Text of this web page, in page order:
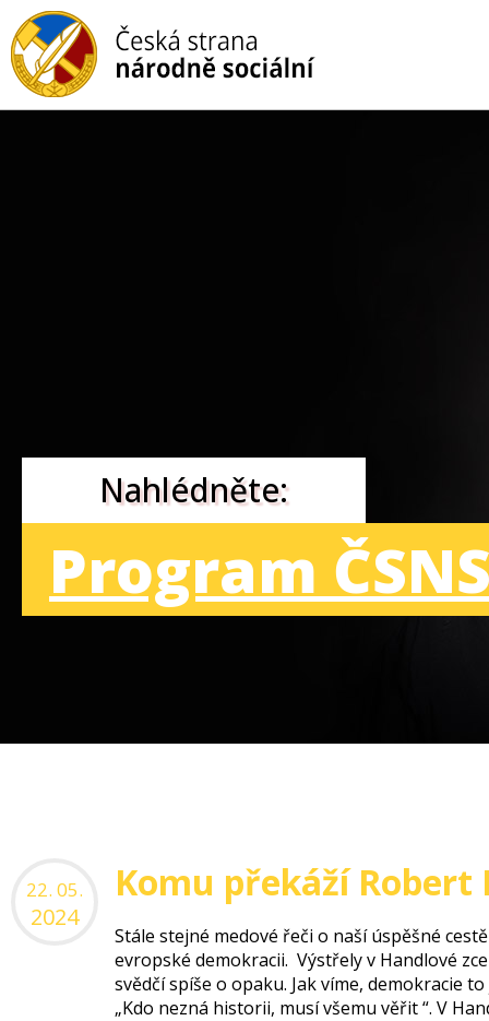
Nahlédněte:
Program
22. 05.
2024
Komu překáží Robert
Stále stejné medové řeči o naší úspěšné
evropské demokracii. Výstřely v Handlové
svědčí spíše o opaku. Jak víme, demokracie
„Kdo nezná historii, musí všemu věřit “. V